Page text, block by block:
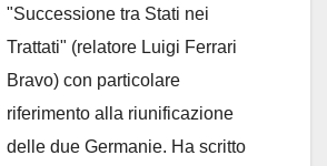
"Successione tra Stati nei
Trattati" (relatore Luigi Ferrari
Bravo) con particolare
riferimento alla riunificazione
delle due Germanie. Ha scritto